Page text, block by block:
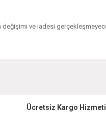
değişimi ve iadesi
Ücretsiz Kargo Hizmeti